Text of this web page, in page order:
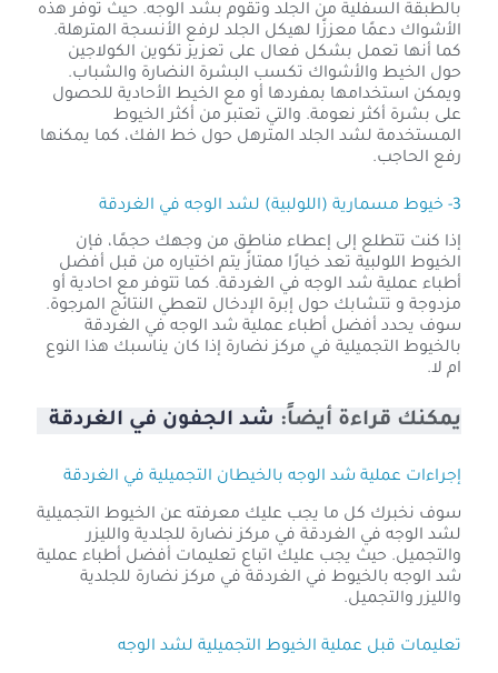
بالطبقة السفلية من الجلد وتقوم بشد الوجه. حيث توفر هذه
الأشواك دعمًا معززًا لهيكل الجلد لرفع الأنسجة المترهلة.
كما أنها تعمل بشكل فعال على تعزيز تكوين الكولاجين
حول الخيط والأشواك تكسب البشرة النضارة والشباب.
ويمكن استخدامها بمفردها أو مع الخيط الأحادية للحصول
على بشرة أكثر نعومة. والتي تعتبر من أكثر الخيوط
المستخدمة لشد الجلد المترهل حول خط الفك، كما يمكنها
رفع الحاجب.
3- خيوط مسمارية (اللولبية) لشد الوجه في الغردقة
إذا كنت تتطلع إلى إعطاء مناطق من وجهك حجمًا، فإن
الخيوط اللولبية تعد خيارًا ممتازً يتم اختياره من قبل أفضل
أطباء عملية شد الوجه في الغردقة. كما تتوفر مع احادية أو
مزدوجة و تتشابك حول إبرة الإدخال لتعطي النتائج المرجوة.
سوف يحدد أفضل أطباء عملية شد الوجه في الغردقة
بالخيوط التجميلية في مركز نضارة إذا كان يناسبك هذا النوع
ام لا.
يمكنك قراءة أيضاً: شد الجفون في الغردقة
إجراءات عملية شد الوجه بالخيطان التجميلية في الغردقة
سوف نخبرك كل ما يجب عليك معرفته عن الخيوط التجميلية
لشد الوجه في الغردقة في مركز نضارة للجلدية والليزر
والتجميل. حيث يجب عليك اتباع تعليمات أفضل أطباء عملية
شد الوجه بالخيوط في الغردقة في مركز نضارة للجلدية
والليزر والتجميل.
تعليمات قبل عملية الخيوط التجميلية لشد الوجه